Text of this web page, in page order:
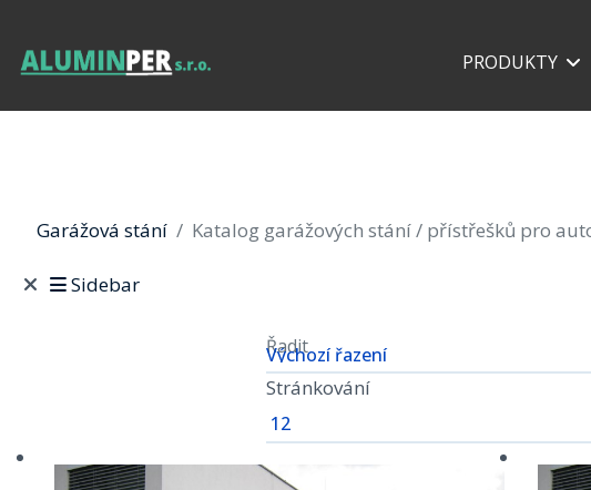
PRODUKTY
Garážová stání Katalog garážových stání / přístřešků pro
Sidebar
Řadit
Stránkování